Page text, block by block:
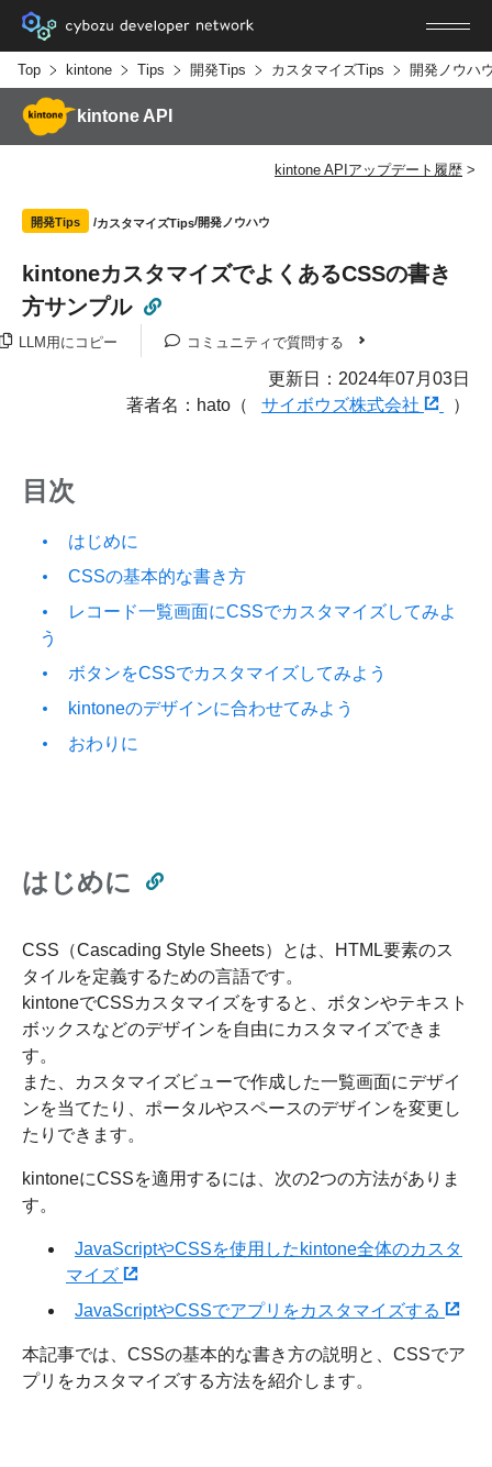
Top kintone Tips 開発Tips カスタマイズTips 開発ノウハ
kintone API
kintone APIアップデート履歴
開発Tips カスタマイズTips 開発ノウハウ
kintoneカスタマイズでよくあるCSSの書き
方サンプル
LLM用にコピー コミュニティで質問する
更新日：2024年07月03日
著者名：hato（
サイボウズ株式会社 ）
目次
はじめに
CSSの基本的な書き方
レコード一覧画面にCSSでカスタマイズしてみよ
う
ボタンをCSSでカスタマイズしてみよう
kintoneのデザインに合わせてみよう
おわりに
はじめに
CSS（Cascading Style Sheets）とは、HTML要素のス
タイルを定義するための言語です。
kintoneでCSSカスタマイズをすると、ボタンやテキスト
ボックスなどのデザインを自由にカスタマイズできま
す。
また、カスタマイズビューで作成した一覧画面にデザイ
ンを当てたり、ポータルやスペースのデザインを変更し
たりできます。
kintoneにCSSを適用するには、次の2つの方法がありま
す。
JavaScriptやCSSを使用したkintone全体のカスタ
マイズ
JavaScriptやCSSでアプリをカスタマイズする
本記事では、CSSの基本的な書き方の説明と、CSSでア
プリをカスタマイズする方法を紹介します。